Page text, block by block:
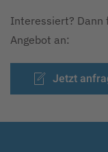
Interessiert? Dann
Angebot an:
Jetzt